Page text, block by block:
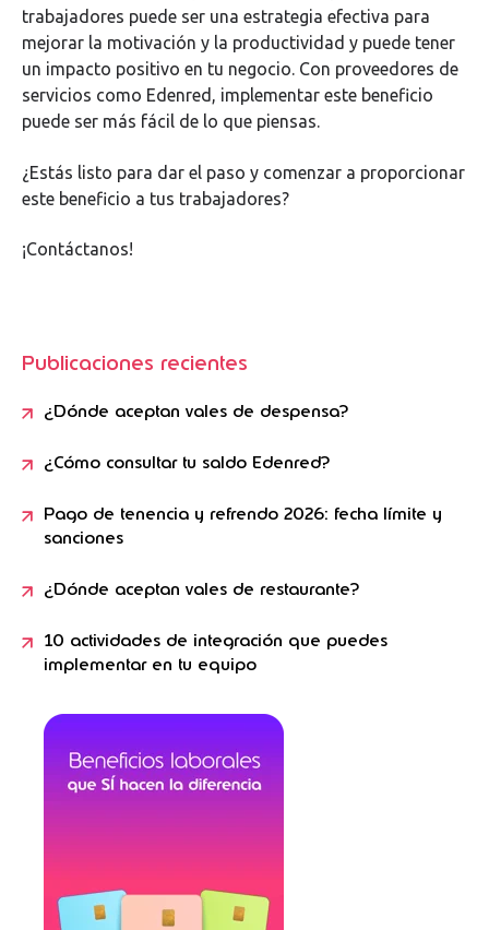
trabajadores puede ser una estrategia efectiva para
mejorar la motivación y la productividad y puede tener
un impacto positivo en tu negocio. Con proveedores de
servicios como Edenred, implementar este beneficio
puede ser más fácil de lo que piensas.
¿Estás listo para dar el paso y comenzar a proporcionar
este beneficio a tus trabajadores?
¡Contáctanos!
Publicaciones recientes
¿Dónde aceptan vales de despensa?
¿Cómo consultar tu saldo Edenred?
Pago de tenencia y refrendo 2026: fecha límite y
sanciones
¿Dónde aceptan vales de restaurante?
10 actividades de integración que puedes
implementar en tu equipo